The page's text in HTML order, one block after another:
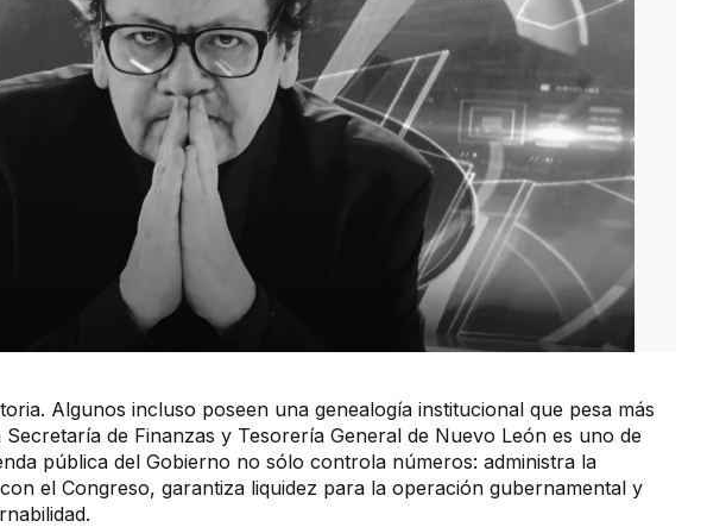
Algunos incluso poseen una genealogía institucional que pesa más
de Finanzas y Tesorería General de Nuevo León es uno de
pública del Gobierno no sólo controla números: administra la
el Congreso, garantiza liquidez para la operación gubernamental y